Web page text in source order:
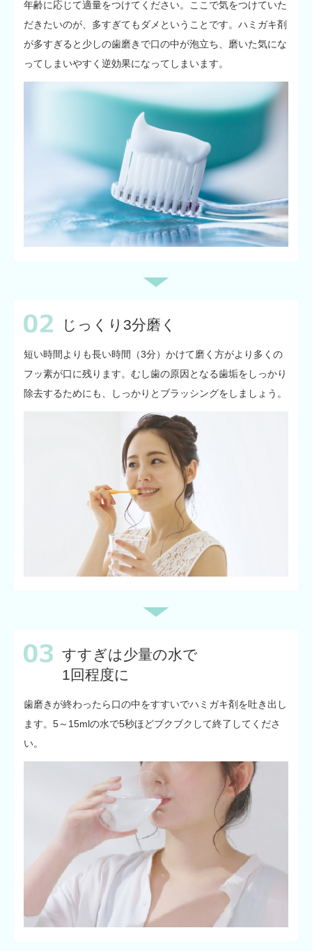
年齢に応じて適量をつけてください。ここで気をつけていた
だきたいのが、多すぎてもダメということです。ハミガキ剤
が多すぎると少しの歯磨きで口の中が泡立ち、磨いた気にな
ってしまいやすく逆効果になってしまいます。
じっくり3分磨く
短い時間よりも長い時間（3分）かけて磨く方がより多くの
フッ素が口に残ります。むし歯の原因となる歯垢をしっかり
除去するためにも、しっかりとブラッシングをしましょう。
すすぎは少量の水で
1回程度に
歯磨きが終わったら口の中をすすいでハミガキ剤を吐き出し
ます。5～15mlの水で5秒ほどブクブクして終了してくださ
い。